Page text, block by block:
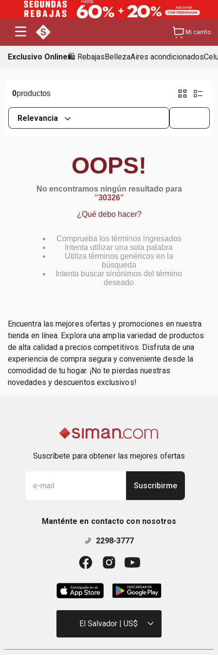
Mi carrito
Exclusivo Online🛍️ RebajasBellezaAires acondicionados
0
Relevancia
OOPS!
No encontramos ningún resultado para
"30326"
¿Qué debo hacer?
Comprueba los términos ingresados
Intenta utilizar una sola palabra
Utiliza términos genéricos en la
búsqueda
Intenta buscar sinónimos del término
deseado
Encuentra las mejores ofertas y promociones en nuestra
tienda en línea. Explora una amplia variedad de productos
de alta calidad a precios competitivos. Disfruta de una
experiencia de compra segura y conveniente desde la
comodidad de tu hogar. ¡No te pierdas nuestras
novedades y descuentos exclusivos!
Suscríbete para obtener las mejores ofertas
Suscribirme
Manténte en contacto con nosotros
2298-3777
El Salvador | US$